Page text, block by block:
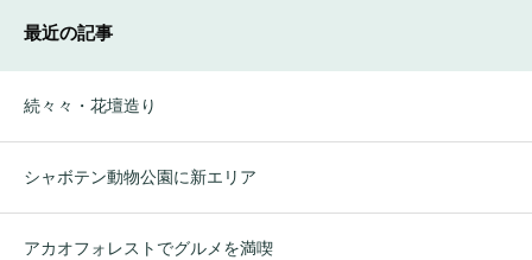
最近の記事
続々々・花壇造り
シャボテン動物公園に新エリア
アカオフォレストでグルメを満喫